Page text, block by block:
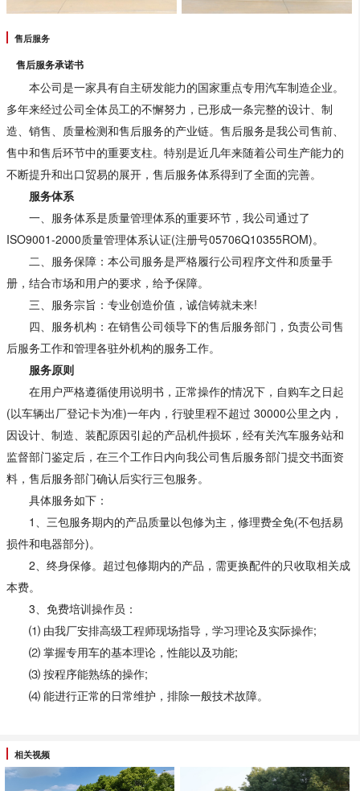
售后服务
售后服务承诺书
本公司是一家具有自主研发能力的国家重点专用汽车制造企业。
多年来经过公司全体员工的不懈努力，已形成一条完整的设计、制
造、销售、质量检测和售后服务的产业链。售后服务是我公司售前、
售中和售后环节中的重要支柱。特别是近几年来随着公司生产能力的
不断提升和出口贸易的展开，售后服务体系得到了全面的完善。
服务体系
一、服务体系是质量管理体系的重要环节，我公司通过了
ISO9001-2000质量管理体系认证(注册号05706Q10355ROM)。
二、服务保障：本公司服务是严格履行公司程序文件和质量手
册，结合市场和用户的要求，给予保障。
三、服务宗旨：专业创造价值，诚信铸就未来!
四、服务机构：在销售公司领导下的售后服务部门，负责公司售
后服务工作和管理各驻外机构的服务工作。
服务原则
在用户严格遵循使用说明书，正常操作的情况下，自购车之日起
(以车辆出厂登记卡为准)一年内，行驶里程不超过 30000公里之内，
因设计、制造、装配原因引起的产品机件损坏，经有关汽车服务站和
监督部门鉴定后，在三个工作日内向我公司售后服务部门提交书面资
料，售后服务部门确认后实行三包服务。
具体服务如下：
1、三包服务期内的产品质量以包修为主，修理费全免(不包括易
损件和电器部分)。
2、终身保修。超过包修期内的产品，需更换配件的只收取相关成
本费。
3、免费培训操作员：
⑴ 由我厂安排高级工程师现场指导，学习理论及实际操作;
⑵ 掌握专用车的基本理论，性能以及功能;
⑶ 按程序能熟练的操作;
⑷ 能进行正常的日常维护，排除一般技术故障。
相关视频